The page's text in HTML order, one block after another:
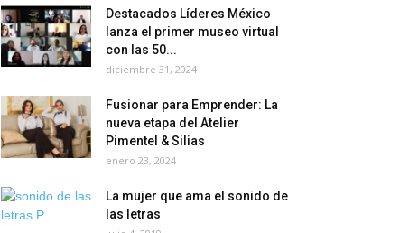
Destacados Líderes México
lanza el primer museo virtual
con las 50...
diciembre 31, 2024
Fusionar para Emprender: La
nueva etapa del Atelier
Pimentel & Silias
enero 23, 2024
La mujer que ama el sonido de
las letras